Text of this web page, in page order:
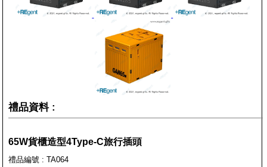
禮品資料 :
65W貨櫃造型4Type-C旅行插頭
禮品編號 : TA064